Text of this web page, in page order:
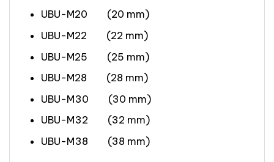
UBU-M20 (20 mm)
UBU-M22 (22 mm)
UBU-M25 (25 mm)
UBU-M28 (28 mm)
UBU-M30 (30 mm)
UBU-M32 (32 mm)
UBU-M38 (38 mm)